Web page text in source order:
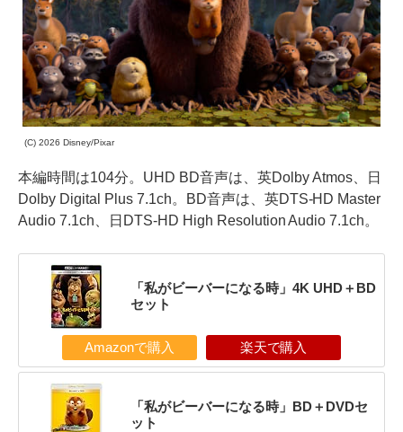
(C) 2026 Disney/Pixar
本編時間は104分。UHD BD音声は、英Dolby Atmos、日
Dolby Digital Plus 7.1ch。BD音声は、英DTS-HD Master
Audio 7.1ch、日DTS-HD High Resolution Audio 7.1ch。
「私がビーバーになる時」4K UHD＋BD
セット
Amazonで購入 楽天で購入
「私がビーバーになる時」BD＋DVDセ
ット